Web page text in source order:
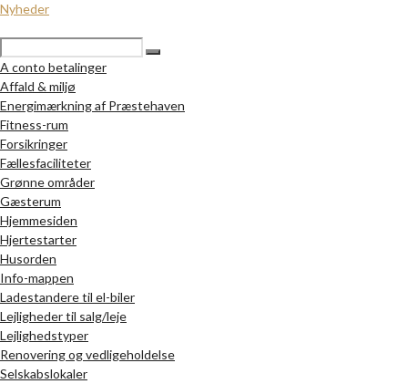
Nyheder
A conto betalinger
Affald & miljø
Energimærkning af Præstehaven
Fitness-rum
Forsikringer
Fællesfaciliteter
Grønne områder
Gæsterum
Hjemmesiden
Hjertestarter
Husorden
Info-mappen
Ladestandere til el-biler
Lejligheder til salg/leje
Lejlighedstyper
Renovering og vedligeholdelse
Selskabslokaler